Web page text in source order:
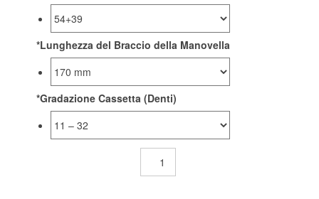
*Lunghezza del Braccio della Manovella
*Gradazione Cassetta (Denti)